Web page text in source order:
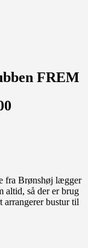
FREM
fra Brønshøj lægger
altid, så der er brug
bustur til